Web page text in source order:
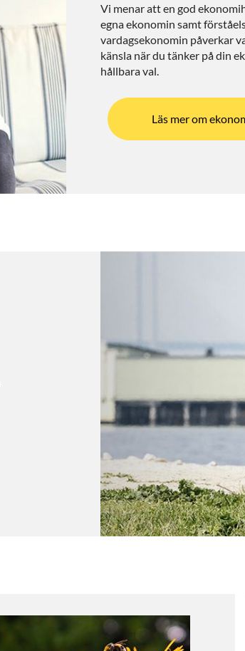
Vi menar att en god
egna ekonomin samt
vardagsekonomin påverkar
känsla när du tänker på din
hållbara val.
Läs mer om